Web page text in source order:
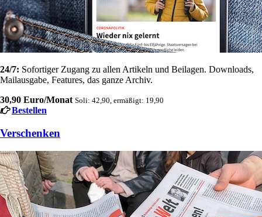
24/7: Sofortiger Zugang zu allen Artikeln und Beilagen. Downloads,
Mailausgabe, Features, das ganze Archiv.
30,90 Euro/Monat Soli: 42,90, ermäßigt: 19,90
Bestellen
Verschenken